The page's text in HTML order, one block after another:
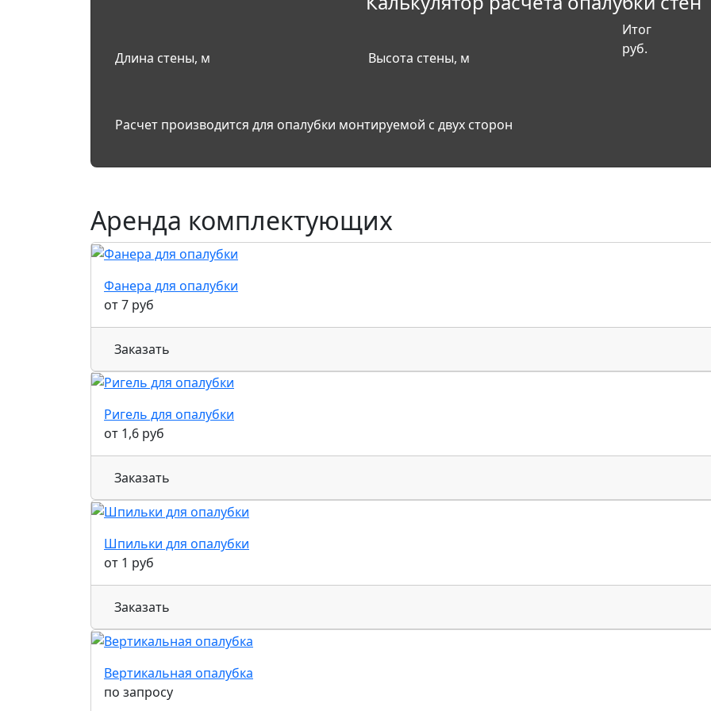
Длина стены, м Высота стены, м
Итог
руб.
Расчет производится для опалубки монтируемой с двух сторон
Аренда комплектующих
Фанера для опалубки
от 7 руб
Заказать
Ригель для опалубки
от 1,6 руб
Заказать
Шпильки для опалубки
от 1 руб
Заказать
Вертикальная опалубка
по запросу